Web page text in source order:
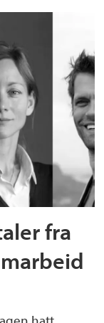
fra